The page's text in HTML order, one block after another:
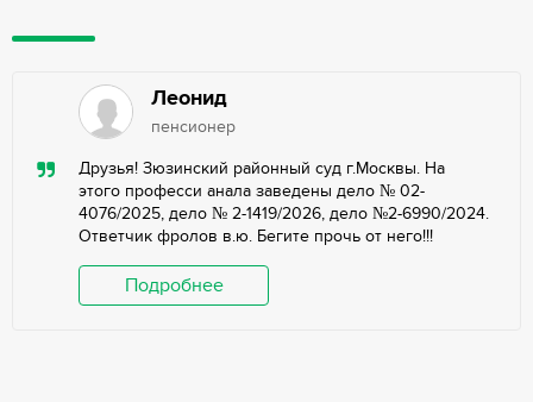
Леонид
пенсионер
Друзья! Зюзинский районный суд г.Москвы. На
этого професси анала заведены дело № 02-
4076/2025, дело № 2-1419/2026, дело №2-6990/2024.
Ответчик фролов в.ю. Бегите прочь от него!!!
Подробнее